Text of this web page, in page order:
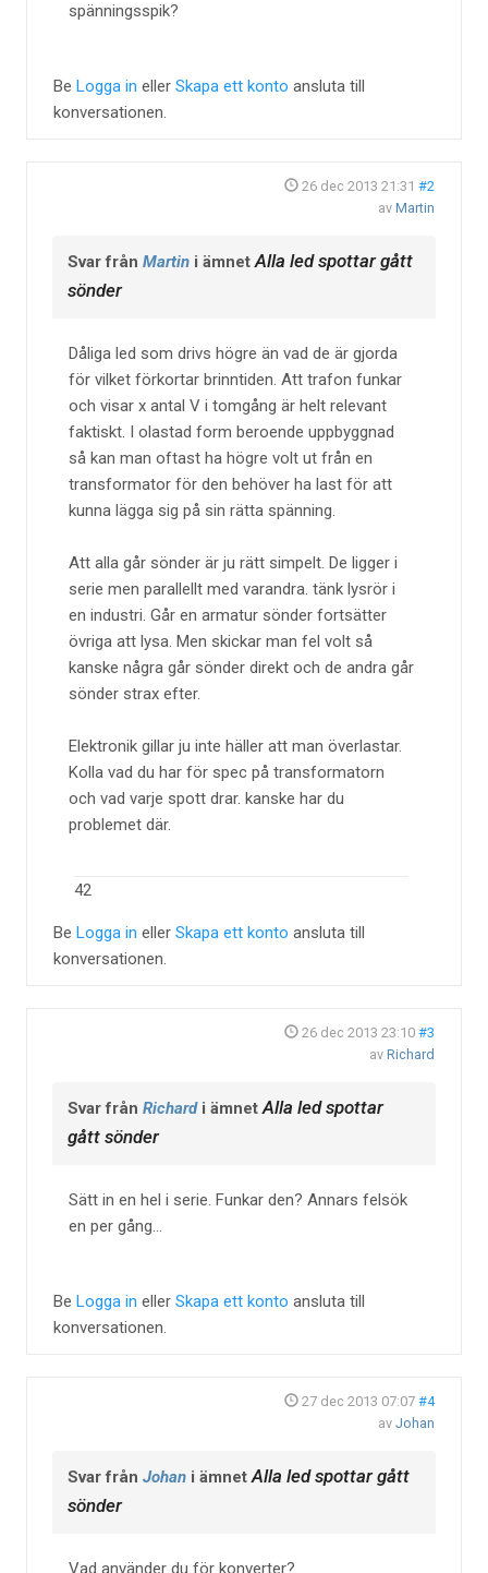
spänningsspik?
Be Logga in eller Skapa ett konto ansluta till
konversationen.
26 dec 2013 21:31 #2
av Martin
Svar från Martin i ämnetAlla led spottar gått
sönder
Dåliga led som drivs högre än vad de är gjorda
för vilket förkortar brinntiden. Att trafon funkar
och visar x antal V i tomgång är helt relevant
faktiskt. I olastad form beroende uppbyggnad
så kan man oftast ha högre volt ut från en
transformator för den behöver ha last för att
kunna lägga sig på sin rätta spänning.
Att alla går sönder är ju rätt simpelt. De ligger i
serie men parallellt med varandra. tänk lysrör i
en industri. Går en armatur sönder fortsätter
övriga att lysa. Men skickar man fel volt så
kanske några går sönder direkt och de andra går
sönder strax efter.
Elektronik gillar ju inte häller att man överlastar.
Kolla vad du har för spec på transformatorn
och vad varje spott drar. kanske har du
problemet där.
42
Be Logga in eller Skapa ett konto ansluta till
konversationen.
26 dec 2013 23:10 #3
av Richard
Svar från Richardi ämnetAlla led spottar
gått sönder
Sätt in en hel i serie. Funkar den? Annars felsök
en per gång...
Be Logga in eller Skapa ett konto ansluta till
konversationen.
27 dec 2013 07:07 #4
av Johan
Svar från Johan i ämnetAlla led spottar gått
sönder
Vad använder du för konverter?